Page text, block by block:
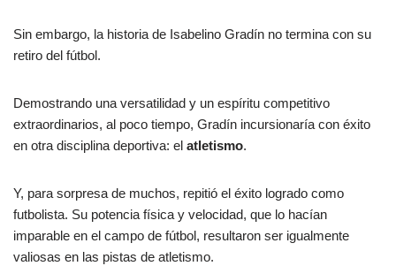
Sin embargo, la historia de Isabelino Gradín no termina con su
retiro del fútbol.
Demostrando una versatilidad y un espíritu competitivo
extraordinarios, al poco tiempo, Gradín incursionaría con éxito
en otra disciplina deportiva: el atletismo.
Y, para sorpresa de muchos, repitió el éxito logrado como
futbolista. Su potencia física y velocidad, que lo hacían
imparable en el campo de fútbol, resultaron ser igualmente
valiosas en las pistas de atletismo.